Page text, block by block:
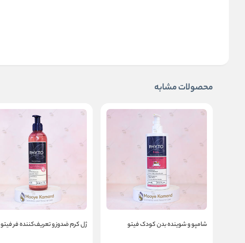
محصولات مشابه
شامپو و شوینده بدن کودک فیتو ژل کرم ضدوز و تعریف‌کننده فر فیتو